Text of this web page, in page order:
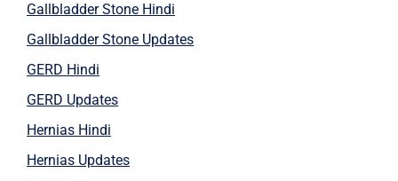
Gallbladder Stone Hindi
Gallbladder Stone Updates
GERD Hindi
GERD Updates
Hernias Hindi
Hernias Updates